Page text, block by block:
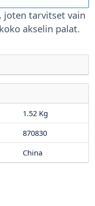
, joten tarvitset vain
akselin palat.
1.52 Kg
870830
China